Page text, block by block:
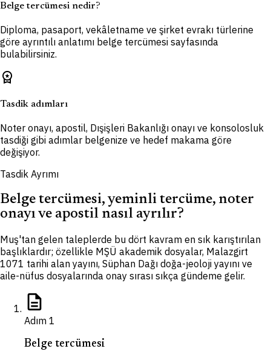
Belge tercümesi nedir?
Diploma, pasaport, vekâletname ve şirket evrakı türlerine
göre ayrıntılı anlatımı belge tercümesi sayfasında
bulabilirsiniz.
workspace_premium
Tasdik adımları
Noter onayı, apostil, Dışişleri Bakanlığı onayı ve konsolosluk
tasdiği gibi adımlar belgenize ve hedef makama göre
değişiyor.
Tasdik Ayrımı
Belge tercümesi, yeminli tercüme, noter
onayı ve apostil nasıl ayrılır?
Muş'tan gelen taleplerde bu dört kavram en sık karıştırılan
başlıklardır; özellikle MŞÜ akademik dosyalar, Malazgirt
1071 tarihi alan yayını, Süphan Dağı doğa-jeoloji yayını ve
aile-nüfus dosyalarında onay sırası sıkça gündeme gelir.
description
Adım 1
Belge tercümesi